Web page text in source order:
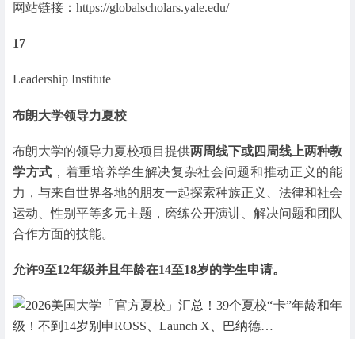
网站链接：https://globalscholars.yale.edu/
17
Leadership Institute
布朗大学领导力夏校
布朗大学的领导力夏校项目提供两周线下或四周线上两种教
学方式 ，着重培养学生解决复杂社会问题和推动正义的能
力，与来自世界各地的朋友一起探索种族正义、法律和社会
运动、性别平等多元主题，磨练公开演讲、解决问题和团队
合作方面的技能。
允许9至12年级并且年龄在14至18岁的学生申请。